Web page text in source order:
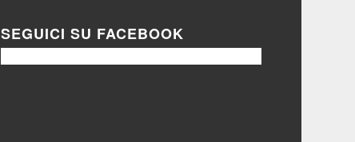
SEGUICI SU FACEBOOK